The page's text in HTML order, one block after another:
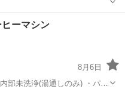
ーマシン
8月6日
内部未洗浄(湯通しのみ) ・パー